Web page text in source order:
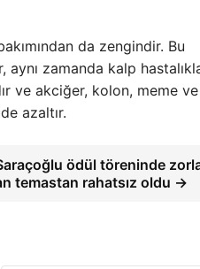
da zengindir. Bu
zamanda kalp
ve akciğer, kolon, meme ve
azaltır.
ödül töreninde
temastan rahatsız oldu →